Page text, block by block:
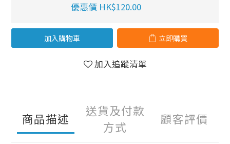
優惠價 HK$120.00
加入購物車 立即購買
加入追蹤清單
商品描述
送貨及付款
方式
顧客評價